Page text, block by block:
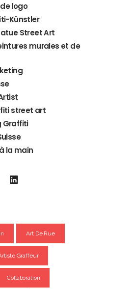
logo
Künstler
Street Art
murales et de
street art
Graffiti
la main
Art De Rue
Graffeur
Collaboration